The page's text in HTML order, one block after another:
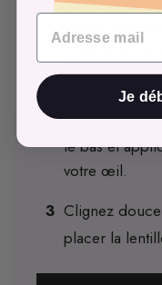
Placez
votre
Tirez
le bas et
votre œil.
Clignez
placer la
Je